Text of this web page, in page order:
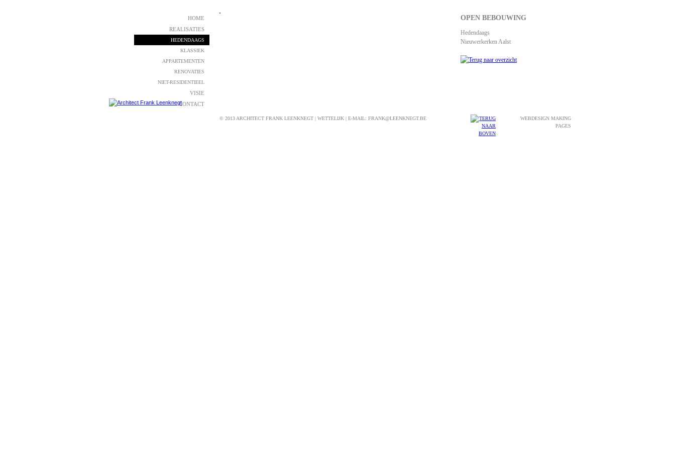
HOME
REALISATIES
HEDENDAAGS
KLASSIEK
APPARTEMENTEN
RENOVATIES
NIET-RESIDENTIEEL
VISIE
CONTACT
OPEN BEBOUWING
Hedendaags
Nieuwerkerken Aalst
© 2013 ARCHITECT FRANK LEENKNEGT | WETTELIJK | E-MAIL: FRANK@LEENKNEGT.BE
WEBDESIGN MAKING
PAGES